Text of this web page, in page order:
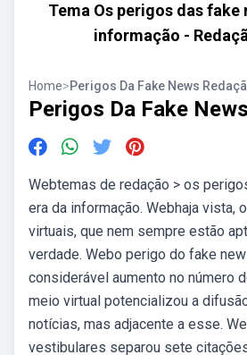
Tema Os perigos das fake
informação -
Home>Perigos Da Fake News
Perigos Da Fake
Webtemas de redação > os
era da informação. Webhaja vista,
virtuais, que nem sempre estão
verdade. Webo perigo do fake
considerável aumento no número
meio virtual potencializou a
notícias, mas adjacente a esse.
vestibulares separou sete